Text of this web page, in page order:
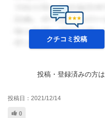
クチコミ投稿
投稿・登録済みの方は
投稿日： 2021/12/14
0